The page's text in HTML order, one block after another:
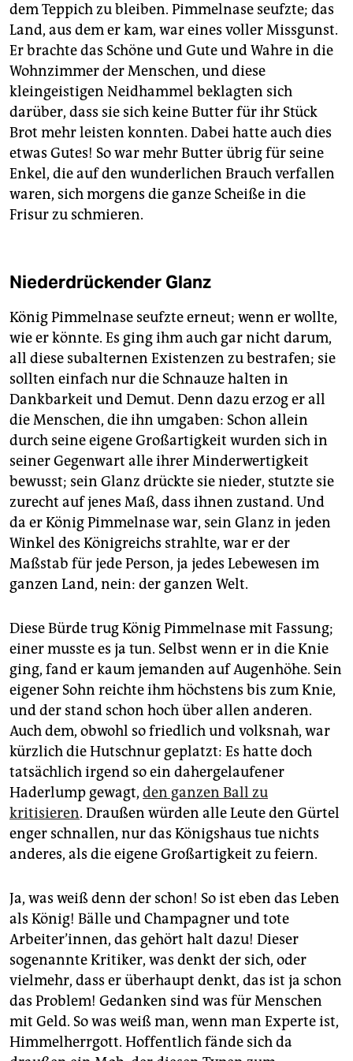
dem Teppich zu bleiben. Pimmelnase seufzte; das
Land, aus dem er kam, war eines voller Missgunst.
Er brachte das Schöne und Gute und Wahre in die
Wohnzimmer der Menschen, und diese
kleingeistigen Neidhammel beklagten sich
darüber, dass sie sich keine Butter für ihr Stück
Brot mehr leisten konnten. Dabei hatte auch dies
etwas Gutes! So war mehr Butter übrig für seine
Enkel, die auf den wunderlichen Brauch verfallen
waren, sich morgens die ganze Scheiße in die
Frisur zu schmieren.
Niederdrückender Glanz
König Pimmelnase seufzte erneut; wenn er wollte,
wie er könnte. Es ging ihm auch gar nicht darum,
all diese subalternen Existenzen zu bestrafen; sie
sollten einfach nur die Schnauze halten in
Dankbarkeit und Demut. Denn dazu erzog er all
die Menschen, die ihn umgaben: Schon allein
durch seine eigene Großartigkeit wurden sich in
seiner Gegenwart alle ihrer Minderwertigkeit
bewusst; sein Glanz drückte sie nieder, stutzte sie
zurecht auf jenes Maß, dass ihnen zustand. Und
da er König Pimmelnase war, sein Glanz in jeden
Winkel des Königreichs strahlte, war er der
Maßstab für jede Person, ja jedes Lebewesen im
ganzen Land, nein: der ganzen Welt.
Diese Bürde trug König Pimmelnase mit Fassung;
einer musste es ja tun. Selbst wenn er in die Knie
ging, fand er kaum jemanden auf Augenhöhe. Sein
eigener Sohn reichte ihm höchstens bis zum Knie,
und der stand schon hoch über allen anderen.
Auch dem, obwohl so friedlich und volksnah, war
kürzlich die Hutschnur geplatzt: Es hatte doch
tatsächlich irgend so ein dahergelaufener
Haderlump gewagt, den ganzen Ball zu
kritisieren. Draußen würden alle Leute den Gürtel
enger schnallen, nur das Königshaus tue nichts
anderes, als die eigene Großartigkeit zu feiern.
Ja, was weiß denn der schon! So ist eben das Leben
als König! Bälle und Champagner und tote
Arbeiter’innen, das gehört halt dazu! Dieser
sogenannte Kritiker, was denkt der sich, oder
vielmehr, dass er überhaupt denkt, das ist ja schon
das Problem! Gedanken sind was für Menschen
mit Geld. So was weiß man, wenn man Experte ist,
Himmelherrgott. Hoffentlich fände sich da